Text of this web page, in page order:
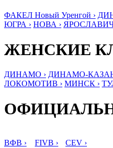
ФАКЕЛ Новый Уренгой ›
ЮГРА › НОВА › ЯРОСЛАВИЧ
ЖЕНСКИЕ
ДИНАМО › ДИНАМО-
ЛОКОМОТИВ › МИНСК ›
ВФВ › FIVB › CEV ›